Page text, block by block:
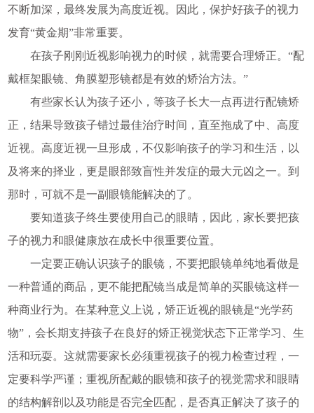
不断加深，最终发展为高度近视。因此，保护好孩子的视力
发育“黄金期”非常重要。
在孩子刚刚近视影响视力的时候，就需要合理矫正。“配
戴框架眼镜、角膜塑形镜都是有效的矫治方法。”
有些家长认为孩子还小，等孩子长大一点再进行配镜矫
正，结果导致孩子错过最佳治疗时间，直至拖成了中、高度
近视。高度近视一旦形成，不仅影响孩子的学习和生活，以
及将来的择业，更是眼部致盲性并发症的最大元凶之一。到
那时，可就不是一副眼镜能解决的了。
要知道孩子终生要使用自己的眼睛，因此，家长要把孩
子的视力和眼健康放在成长中很重要位置。
一定要正确认识孩子的眼镜，不要把眼镜单纯地看做是
一种普通的商品，更不能把配镜当成是简单的买眼镜这样一
种商业行为。在某种意义上说，矫正近视的眼镜是“光学药
物”，会长期支持孩子在良好的矫正视觉状态下正常学习、生
活和玩耍。这就需要家长必须重视孩子的视力检查过程，一
定要科学严谨；重视所配戴的眼镜和孩子的视觉需求和眼睛
的结构解剖以及功能是否完全匹配，是否真正解决了孩子的